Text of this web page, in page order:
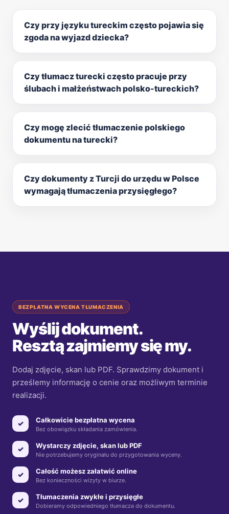
Czy przy języku tureckim często pojawia się
zgoda na wyjazd dziecka?
Czy tłumacz turecki często pracuje przy
ślubach i małżeństwach polsko-tureckich?
Czy mogę zlecić tłumaczenie polskiego
dokumentu na turecki?
Czy dokumenty z Turcji do urzędu w Polsce
wymagają tłumaczenia przysięgłego?
BEZPŁATNA WYCENA TŁUMACZENIA
Wyślij dokument.
Resztą zajmiemy się my.
Dodaj zdjęcie, skan lub PDF. Sprawdzimy dokument i
prześlemy informację o cenie oraz możliwym terminie
realizacji.
✓ Całkowicie bezpłatna wycena
Bez obowiązku składania zamówienia.
✓ Wystarczy zdjęcie, skan lub PDF
Nie potrzebujemy oryginału do przygotowania wyceny.
✓ Całość możesz załatwić online
Bez konieczności wizyty w biurze.
✓ Tłumaczenia zwykłe i przysięgłe
Dobieramy odpowiedniego tłumacza do dokumentu.